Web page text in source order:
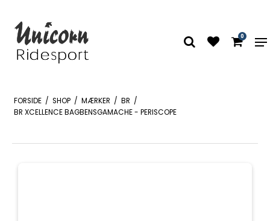
0
FORSIDE / SHOP / MÆRKER / BR /
BR XCELLENCE BAGBENSGAMACHE - PERISCOPE